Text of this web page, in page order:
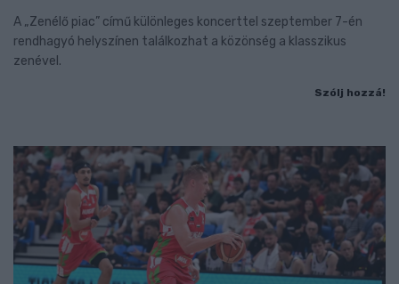
A „Zenélő piac” című különleges koncerttel szeptember 7-én
rendhagyó helyszínen találkozhat a közönség a klasszikus
zenével.
Szólj hozzá!